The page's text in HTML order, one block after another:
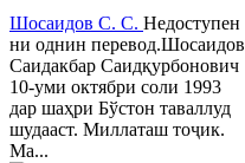
Шосаидов С. С. Недоступен
ни однин перевод.Шосаидов
Саидакбар Саидқурбонович
10-уми октябри соли 1993
дар шаҳри Бўстон таваллуд
шудааст. Миллаташ тоҷик.
Ма...